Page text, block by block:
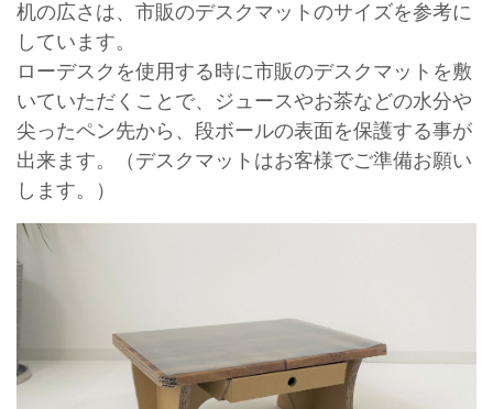
机の広さは、市販のデスクマットのサイズを参考に
しています。
ローデスクを使用する時に市販のデスクマットを敷
いていただくことで、ジュースやお茶などの水分や
尖ったペン先から、段ボールの表面を保護する事が
出来ます。（デスクマットはお客様でご準備お願い
します。）